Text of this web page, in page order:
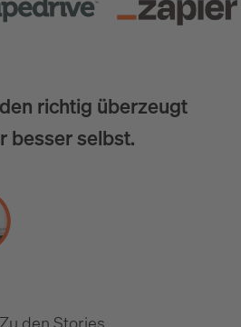
richtig überzeugt
besser selbst.